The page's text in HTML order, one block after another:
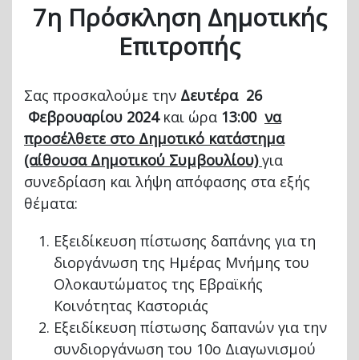
7η Πρόσκληση Δημοτικής
Επιτροπής
Σας προσκαλούμε την Δευτέρα 26
Φεβρουαρίου 2024 και ώρα 13:00 να
προσέλθετε στο Δημοτικό κατάστημα
(αίθουσα Δημοτικού Συμβουλίου)για
συνεδρίαση και λήψη απόφασης στα εξής
θέματα:
Εξειδίκευση πίστωσης δαπάνης για τη
διοργάνωση της Ημέρας Μνήμης του
Ολοκαυτώματος της Εβραϊκής
Κοινότητας Καστοριάς
Εξειδίκευση πίστωσης δαπανών για την
συνδιοργάνωση του 10ο Διαγωνισμού